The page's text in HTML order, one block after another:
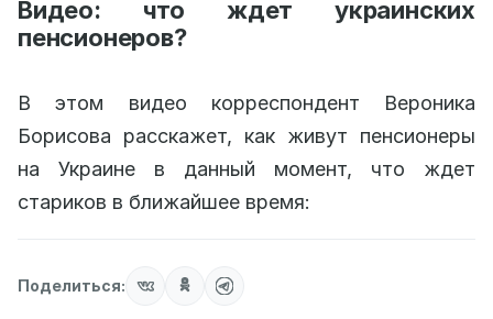
Видео: что ждет украинских
пенсионеров?
В этом видео корреспондент Вероника
Борисова расскажет, как живут пенсионеры
на Украине в данный момент, что ждет
стариков в ближайшее время:
Поделиться: